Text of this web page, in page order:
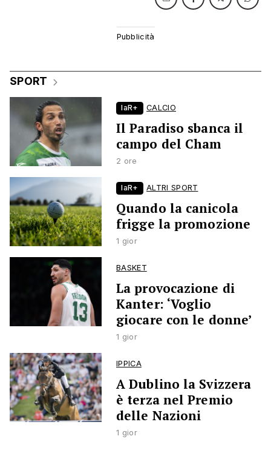
SPORT
laR+ CALCIO
Il Paradiso sbanca il
campo del Cham
2 ore
laR+ ALTRI SPORT
Quando la canicola
frigge la promozione
1 gior
BASKET
La provocazione di
Kanter: ‘Voglio
giocare con le donne’
1 gior
IPPICA
A Dublino la Svizzera
è terza nel Premio
delle Nazioni
1 gior